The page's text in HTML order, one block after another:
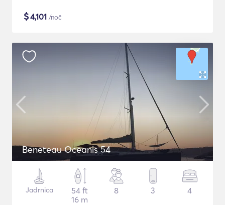
$4,101 /noč
Beneteau Oceanis 54
Jadrnica
54 ft
16 m
8 3 4